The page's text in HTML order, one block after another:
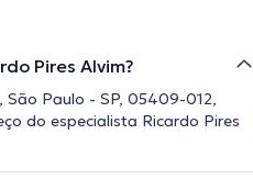
Pires Alvim?
São Paulo - SP, 05409-012,
do especialista Ricardo Pires